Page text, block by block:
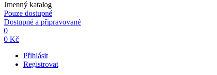
Jmenný katalog
Pouze dostupné
Dostupné a připravované
0
0 Kč
Přihlásit
Registrovat